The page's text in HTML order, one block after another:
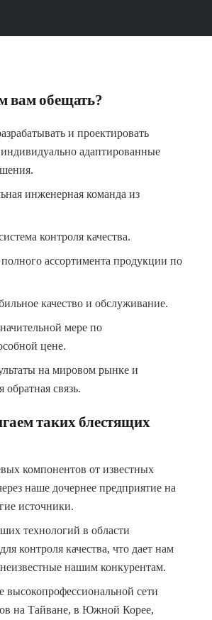
вам обещать?
и проектировать
адаптированные
инженерная команда из
контроля качества.
ассортимента продукции по
качество и обслуживание.
мере по
цене.
на мировом рынке и
обратная связь.
таких блестящих
компонентов от известных
наше дочернее предприятие на
источники.
технологий в области
контроля качества, что дает нам
нашим конкурентам.
высокопрофессиональной сети
на Тайване, в Южной Корее,